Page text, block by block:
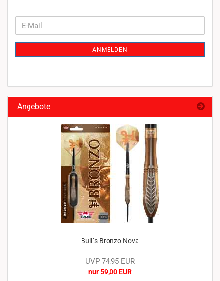
WEITER
ZUR
NEWSLETTER-
E-
Mail
ANMELDEN
Angebote
Bull´s Bronzo Nova
UVP 74,95 EUR
nur 59,00 EUR